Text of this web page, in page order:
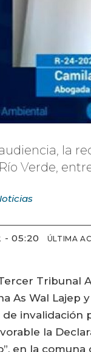
la
Verde,
- 05:20 ÚLTIMA
Tercer
As Wal Lajep
invalidación
la
en la